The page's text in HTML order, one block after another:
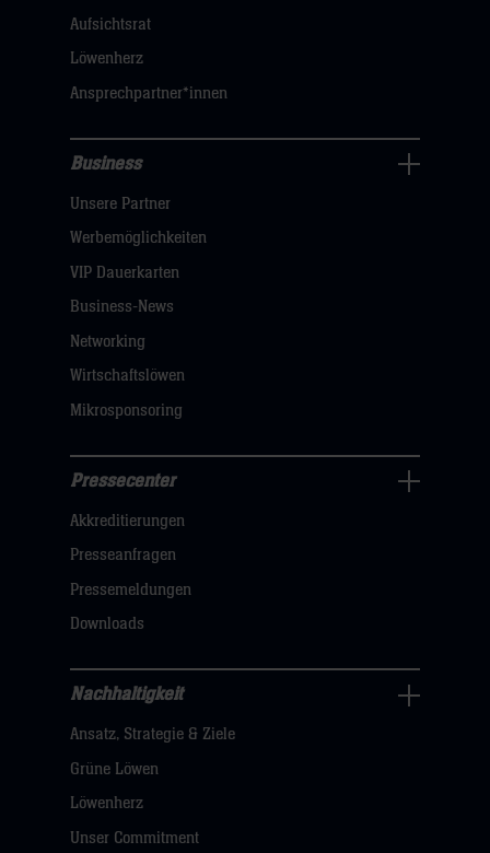
hier
Aufsichtsrat
Löwenherz
Ansprechpartner*innen
Navigation
öffnen,
dann
klicken
Business
Unsere Partner
Werbemöglichkeiten
VIP Dauerkarten
Business-News
Networking
Wirtschaftslöwen
Mikrosponsoring
Navigation
öffnen,
dann
klicken
hier
Pressecenter
Akkreditierungen
Presseanfragen
Pressemeldungen
Downloads
Nachhaltigkeit
Navigation
öffnen,
dann
Nachhaltigkeit
Ansatz, Strategie & Ziele
Grüne Löwen
Löwenherz
Unser Commitment